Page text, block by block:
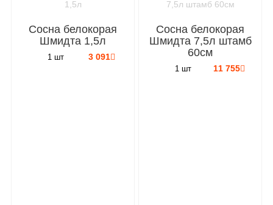
Сосна белокорая
Шмидта 1,5л
1 шт 3 091
Сосна белокорая
Шмидта 7,5л штамб
60см
1 шт 11 755